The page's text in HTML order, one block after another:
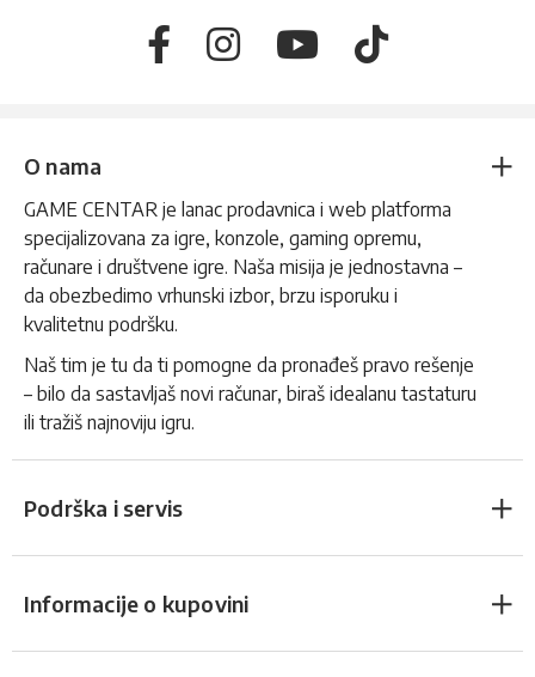
O nama
GAME CENTAR je lanac prodavnica i web platforma
specijalizovana za igre, konzole, gaming opremu,
računare i društvene igre. Naša misija je jednostavna –
da obezbedimo vrhunski izbor, brzu isporuku i
kvalitetnu podršku.
Naš tim je tu da ti pomogne da pronađeš pravo rešenje
– bilo da sastavljaš novi računar, biraš idealanu tastaturu
ili tražiš najnoviju igru.
Podrška i servis
Informacije o kupovini